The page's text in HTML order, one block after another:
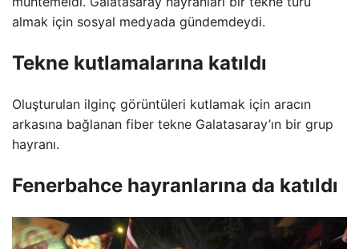
almak için sosyal medyada gündemdeydi.
Tekne kutlamalarına katıldı
Oluşturulan ilginç görüntüleri kutlamak için aracın
arkasına bağlanan fiber tekne Galatasaray’ın bir grup
hayranı.
Fenerbahce hayranlarına da katıldı